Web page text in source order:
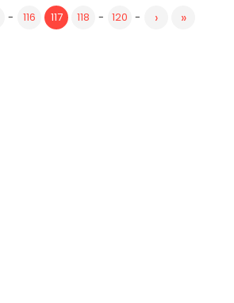
- 116 117 118 - 120 - › »